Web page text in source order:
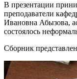
В презентации
преподаватели
Ивановна Абызова,
состоялось
Сборник